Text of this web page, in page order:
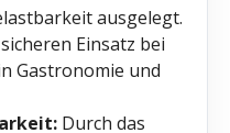
ausgelegt.
Einsatz bei
Gastronomie und
Durch das